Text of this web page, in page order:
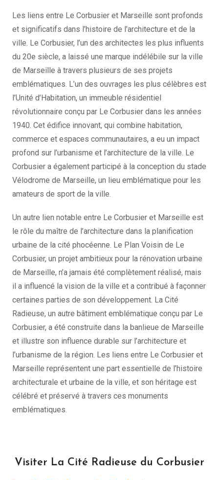
Les liens entre Le Corbusier et Marseille sont profonds
et significatifs dans l’histoire de l’architecture et de la
ville. Le Corbusier, l’un des architectes les plus influents
du 20e siècle, a laissé une marque indélébile sur la ville
de Marseille à travers plusieurs de ses projets
emblématiques. L’un des ouvrages les plus célèbres est
l’Unité d’Habitation, un immeuble résidentiel
révolutionnaire conçu par Le Corbusier dans les années
1940. Cet édifice innovant, qui combine habitation,
commerce et espaces communautaires, a eu un impact
profond sur l’urbanisme et l’architecture de la ville. Le
Corbusier a également participé à la conception du stade
Vélodrome de Marseille, un lieu emblématique pour les
amateurs de sport de la ville.
Un autre lien notable entre Le Corbusier et Marseille est
le rôle du maître de l’architecture dans la planification
urbaine de la cité phocéenne. Le Plan Voisin de Le
Corbusier, un projet ambitieux pour la rénovation urbaine
de Marseille, n’a jamais été complètement réalisé, mais
il a influencé la vision de la ville et a contribué à façonner
certaines parties de son développement. La Cité
Radieuse, un autre bâtiment emblématique conçu par Le
Corbusier, a été construite dans la banlieue de Marseille
et illustre son influence durable sur l’architecture et
l’urbanisme de la région. Les liens entre Le Corbusier et
Marseille représentent une part essentielle de l’histoire
architecturale et urbaine de la ville, et son héritage est
célébré et préservé à travers ces monuments
emblématiques.
Visiter La Cité Radieuse du Corbusier